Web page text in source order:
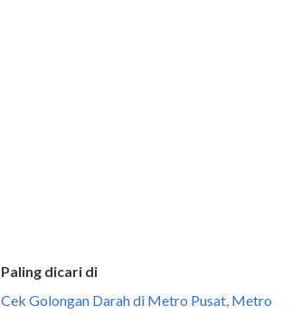
Paling dicari di
Cek Golongan Darah di Metro Pusat, Metro